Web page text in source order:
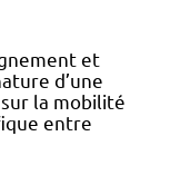
et
d’une
la mobilité
entre